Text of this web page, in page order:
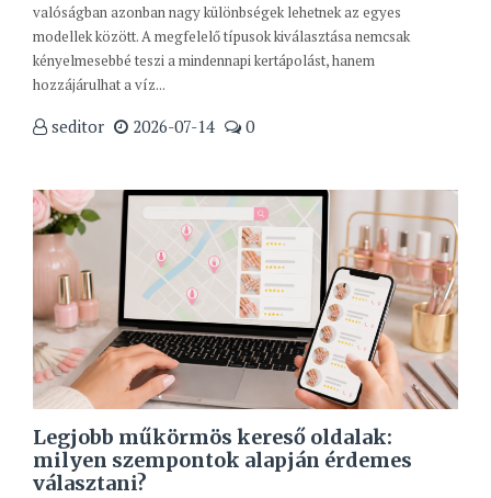
valóságban azonban nagy különbségek lehetnek az egyes
modellek között. A megfelelő típusok kiválasztása nemcsak
kényelmesebbé teszi a mindennapi kertápolást, hanem
hozzájárulhat a víz...
seditor 2026-07-14 0
Legjobb műkörmös kereső oldalak:
milyen szempontok alapján érdemes
választani?